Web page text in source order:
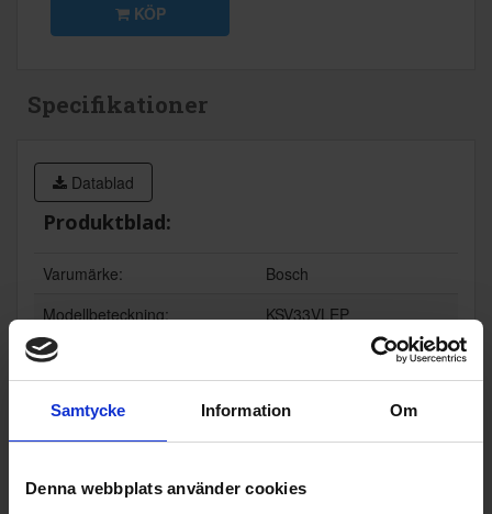
Samtycke Information Om
Denna webbplats använder cookies
KÖP
Specifikationer
Datablad
Produktblad:
Varumärke:
Bosch
Modellbeteckning:
KSV33VLEP
Typ av kyl-/frysprodukt:
Konstruktionstyp: